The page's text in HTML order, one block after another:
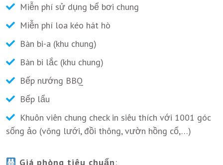
Miễn phí sử dụng bể bơi chung
Miễn phí loa kéo hát hò
Bàn bi-a (khu chung)
Bàn bi lắc (khu chung)
Bếp nướng BBQ
Bếp lẩu
Khuôn viên chung check in siêu thích với 1001 góc
sống ảo (võng lưới, đồi thông, vườn hồng cổ,…)
Giá phòng tiêu chuẩn: